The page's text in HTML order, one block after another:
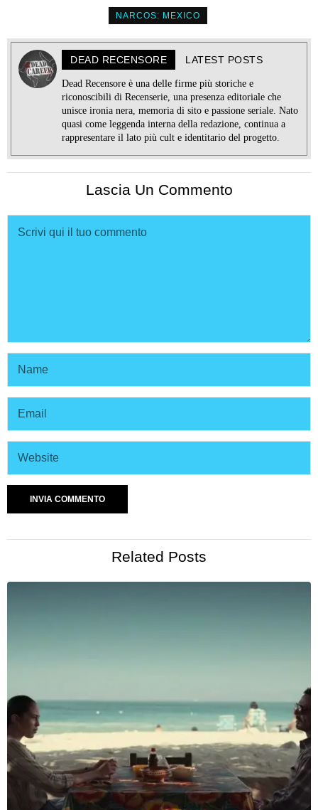
NARCOS: MEXICO
DEAD RECENSORE LATEST POSTS
Dead Recensore è una delle firme più storiche e
riconoscibili di Recenserie, una presenza editoriale che
unisce ironia nera, memoria di sito e passione seriale. Nato
quasi come leggenda interna della redazione, continua a
rappresentare il lato più cult e identitario del progetto.
Lascia Un Commento
Related Posts